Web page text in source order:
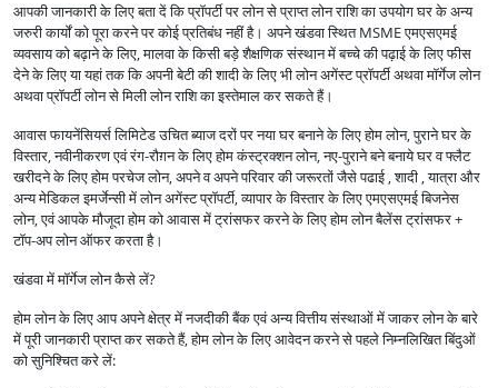
आपकी जानकारी के लिए बता दें कि प्रॉपर्टी पर लोन से प्राप्त लोन राशि का उपयोग घर के अन्य
जरुरी कार्यों को पूरा करने पर कोई प्रतिबंध नहीं है। अपने खंडवा स्थित MSME एमएसएमई
व्यवसाय को बढ़ाने के लिए, मालवा के किसी बड़े शैक्षणिक संस्थान में बच्चे की पढ़ाई के लिए फीस
देने के लिए या यहां तक कि अपनी बेटी की शादी के लिए भी लोन अगेंस्ट प्रॉपर्टी अथवा मॉर्गेज लोन
अथवा प्रॉपर्टी लोन से मिली लोन राशि का इस्तेमाल कर सकते हैं।
आवास फायनेंसियर्स लिमिटेड उचित ब्याज दरों पर नया घर बनाने के लिए होम लोन, पुराने घर के
विस्तार, नवीनीकरण एवं रंग-रौग़न के लिए होम कंस्ट्रक्शन लोन, नए-पुराने बने बनाये घर व फ्लैट
खरीदने के लिए होम परचेज लोन, अपने व अपने परिवार की जरूरतों जैसे पढाई , शादी , यात्रा और
अन्य मेडिकल इमर्जेन्सी में लोन अगेंस्ट प्रॉपर्टी, व्यापार के विस्तार के लिए एमएसएमई बिजनेस
लोन, एवं आपके मौजूदा होम को आवास में ट्रांसफर करने के लिए होम लोन बैलेंस ट्रांसफर +
टॉप-अप लोन ऑफर करता है।
खंडवा में मॉर्गेज लोन कैसे लें?
होम लोन के लिए आप अपने क्षेत्र में नजदीकी बैंक एवं अन्य वित्तीय संस्थाओं में जाकर लोन के बारे
में पूरी जानकारी प्राप्त कर सकते हैं, होम लोन के लिए आवेदन करने से पहले निम्नलिखित बिंदुओं
को सुनिश्चित करे लें: